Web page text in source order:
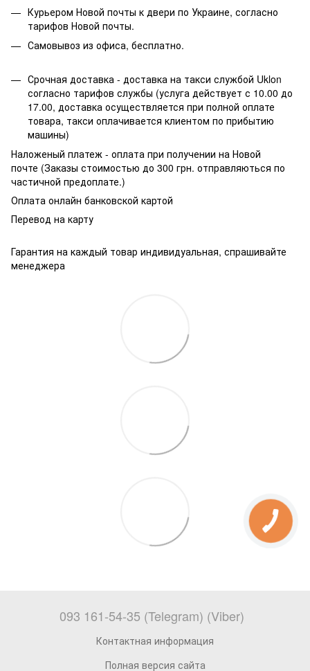
Курьером Новой почты к двери по Украине, согласно
тарифов Новой почты.
Самовывоз из офиса, бесплатно.
Срочная доставка - доставка на такси службой Uklon
согласно тарифов службы (услуга действует с 10.00 до
17.00, доставка осуществляется при полной оплате
товара, такси оплачивается клиентом по прибытию
машины)
Наложеный платеж - оплата при получении на Новой
почте (Заказы стоимостью до 300 грн. отправляються по
частичной предоплате.)
Оплата онлайн банковской картой
Перевод на карту
Гарантия на каждый товар индивидуальная, спрашивайте
менеджера
093 161-54-35 (Telegram) (Viber)
Контактная информация
Полная версия сайта